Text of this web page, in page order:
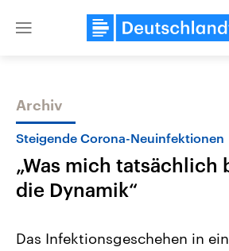
Close
Themen
Archiv
Steigende Corona-Neuinfektionen
„Was mich tatsächlich
die Dynamik“
Das Infektionsgeschehen in